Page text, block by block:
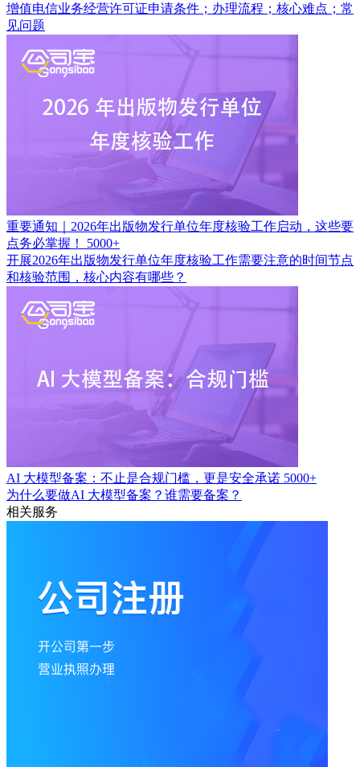
增值电信业务经营许可证申请条件；办理流程；核心难点；常
见问题
重要通知｜2026年出版物发行单位年度核验工作启动，这些要
点务必掌握！
5000+
开展2026年出版物发行单位年度核验工作需要注意的时间节点
和核验范围，核心内容有哪些？
AI 大模型备案：不止是合规门槛，更是安全承诺 5000+
为什么要做AI 大模型备案？谁需要备案？
相关服务